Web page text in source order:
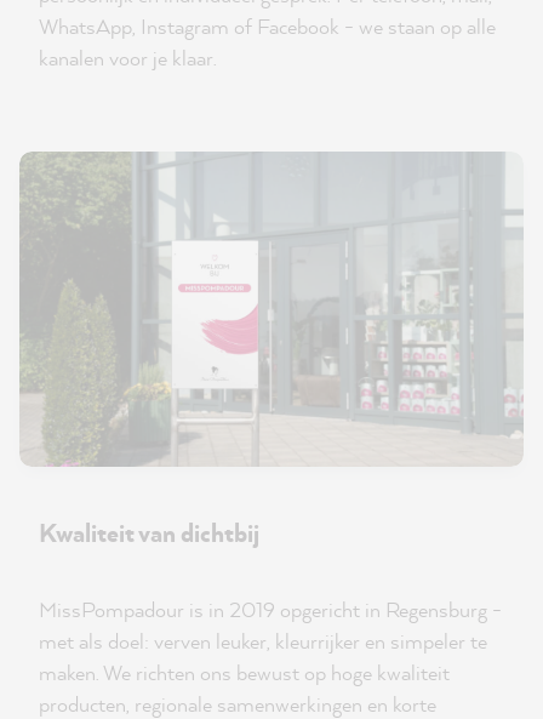
WhatsApp, Instagram of Facebook - we staan op alle
kanalen voor je klaar.
Kwaliteit van dichtbij
MissPompadour is in 2019 opgericht in Regensburg -
met als doel: verven leuker, kleurrijker en simpeler te
maken. We richten ons bewust op hoge kwaliteit
producten, regionale samenwerkingen en korte